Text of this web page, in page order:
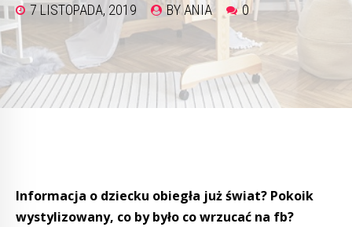
7 LISTOPADA, 2019 BY ANIA 0
Informacja o dziecku obiegła już świat? Pokoik
wystylizowany, co by było co wrzucać na fb?